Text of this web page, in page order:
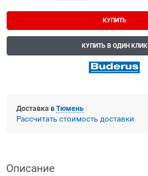
КУПИТЬ
КУПИТЬ В ОДИН КЛИК
Доставка вТюмень
Рассчитать стоимость доставки
Описание